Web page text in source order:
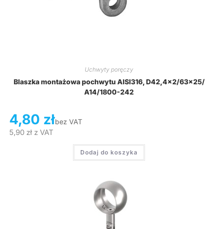
Uchwyty poręczy
Blaszka montażowa pochwytu AISI316, D42,4×2/63×25/
A14/1800-242
4,80 złbez VAT
5,90 złz VAT
Dodaj do koszyka